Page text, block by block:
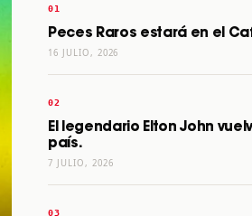
Peces Raros estará en el
16 JULIO, 2026
El legendario Elton John
país.
7 JULIO, 2026